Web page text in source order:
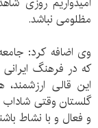
مظلومی نباشد.
وی اضافه کرد:
که در فرهنگ
این قالی
گلستان وقتی
و فعال و با نشاط